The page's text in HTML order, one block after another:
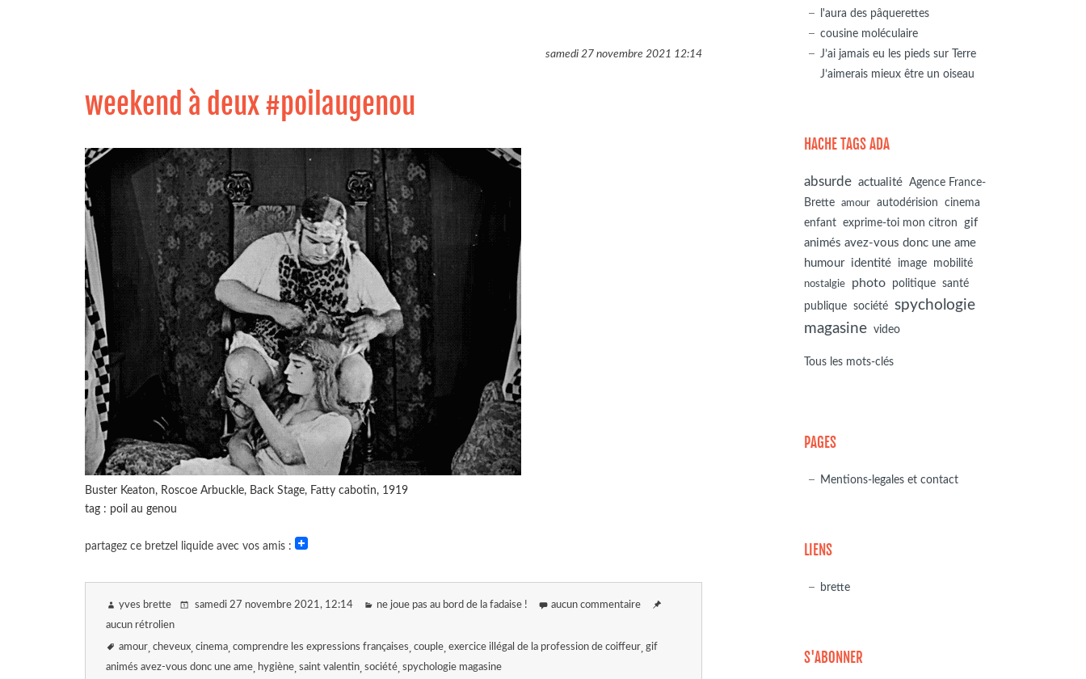
samedi 27 novembre 2021 12:14
weekend à deux #poilaugenou
Buster Keaton, Roscoe Arbuckle, Back Stage, Fatty cabotin, 1919
tag : poil au genou
partagez ce bretzel liquide avec vos amis :
yves brette samedi 27 novembre 2021, 12:14 ne joue pas au bord de la fadaise !
aucun commentaire
aucun rétrolien
amour cheveux cinema comprendre les expressions françaises couple exercice illégal de la profession de coiffeur gif
animés avez-vous donc une ame
hygiène saint valentin société spychologie magasine
l'aura des pâquerettes
cousine moléculaire
J’ai jamais eu les pieds sur Terre
J’aimerais mieux être un oiseau
HACHE TAGS ADA
absurde actualité Agence France-
Brette
amour autodérision
cinema
enfant exprime-toi mon citron
gif
animés avez-vous donc une ame
humour identité image mobilité
nostalgie photo politique santé
publique société spychologie
magasine video
Tous les mots-clés
PAGES
Mentions-legales et contact
LIENS
brette
S'ABONNER